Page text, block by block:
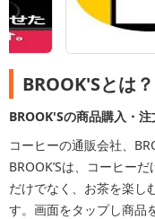
BROOK'Sとは？
BROOK'Sの商品購入・
コーヒーの通販会社、
BROOK’Sは、コーヒー
だけでなく、お茶を楽し
す。画面をタップし商品